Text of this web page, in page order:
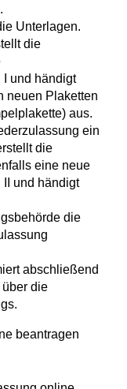
Unterlagen.
die
und händigt
neuen Plaketten
aus.
ein
die
eine neue
und händigt
die
abschließend
die
beantragen